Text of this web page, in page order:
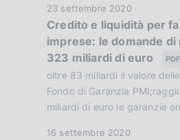
:
:
l
i
c
a
z
i
o
n
D
a
t
a
P
u
b
23 settembre 2020
Credito e liquidità per
imprese: le domande di
323 miliardi di euro
oltre 83 miliardi il valore
Fondo di Garanzia
miliardi di euro le garanzie
D
16 settembre 2020